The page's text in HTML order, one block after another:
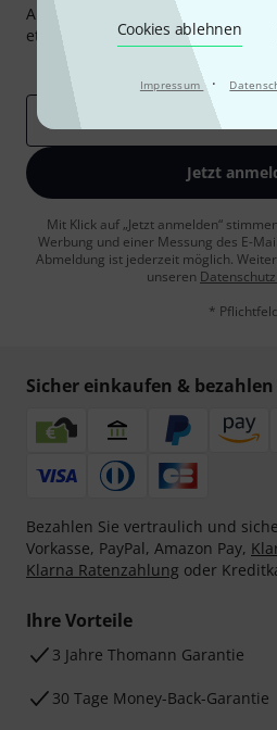
Cookies ablehnen
Impressum ·
Abonniere den Thomann
etwas Glück einen von50
Inspirierende Beiträge
E-Mail-Adresse
Jetzt
Mit Klick auf „Jetzt anmelden“
Werbung und einer Messung des E-
Abmeldung ist jederzeit möglich.
unseren
* Pflichtfeld
Sicher einkaufen & bezahlen
Bezahlen Sie vertraulich und
Vorkasse, PayPal, Amazon Pay,
Klarna Ratenzahlung oder
Ihre Vorteile
3 Jahre Thomann Garantie
30 Tage Money-Back-Garantie